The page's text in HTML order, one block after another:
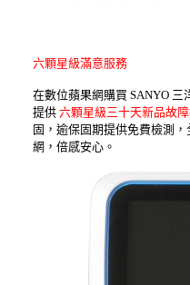
六顆星級滿意服務
在數位蘋果網購買 SANYO
提供 六顆星級三十天新品故
固，逾保固期提供免費檢測
網，倍感安心。